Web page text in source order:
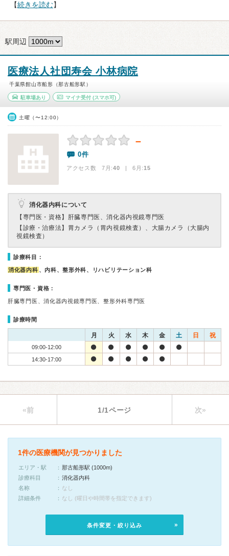
【続きを読む】
駅周辺
医療法人社団寿会 小林病院
千葉県館山市船形（那古船形駅）
駐車場あり マイナ受付(スマホ可)
土曜（〜12:00）
－
0件
アクセス数 7月:40 | 6月:15
消化器内科について
【専門医・資格】 肝臓専門医、消化器内視鏡専門医
【診療・治療法】 胃カメラ（胃内視鏡検査）、大腸カメラ（大腸内
視鏡検査）
診療科目：
消化器内科 、内科、整形外科、リハビリテーション科
専門医・資格：
肝臓専門医、消化器内視鏡専門医、整形外科専門医
診療時間
月 火 水 木 金 土 日 祝
09:00-12:00
14:30-17:00
«前 1/1ページ 次»
1件の医療機関が見つかりました
エリア・駅
那古船形駅 (1000m)
診療科目
消化器内科
名称
なし
詳細条件
なし (曜日や時間帯を指定できます)
条件変更・絞り込み